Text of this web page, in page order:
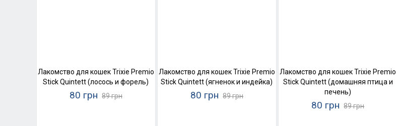
Лакомство для кошек Trixie Premio
Stick Quintett (лосось и форель)
80 грн 89 грн
Лакомство для кошек Trixie Premio
Stick Quintett (ягненок и индейка)
80 грн 89 грн
Лакомство для кошек Trixie Premio
Stick Quintett (домашняя птица и
печень)
80 грн 89 грн